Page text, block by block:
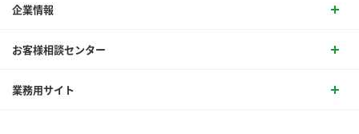
企業情報
お客様相談センター
業務用サイト